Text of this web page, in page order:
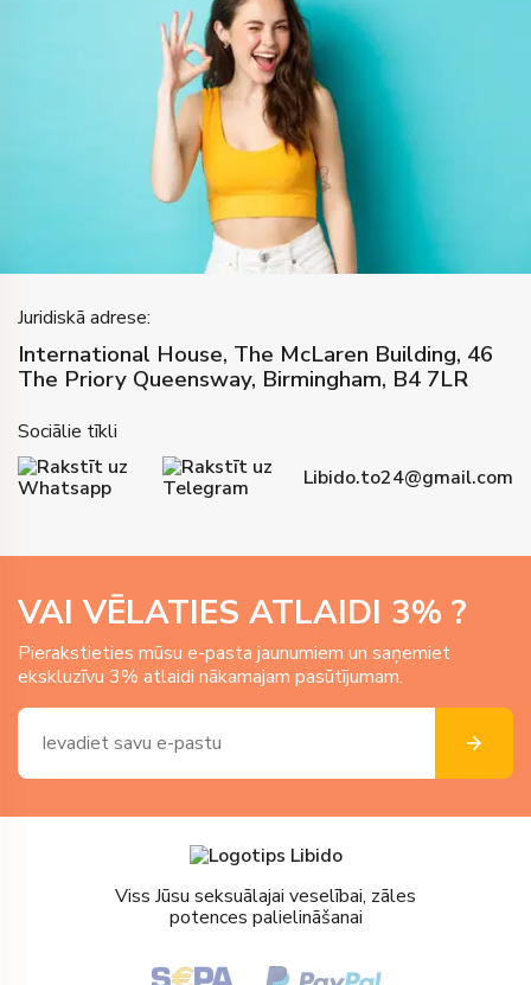
Juridiskā adrese:
International House, The McLaren Building, 46
The Priory Queensway, Birmingham, B4 7LR
Sociālie tīkli
Libido.to24@gmail.com
VAI VĒLATIES ATLAIDI 3% ?
Pierakstieties mūsu e-pasta jaunumiem un saņemiet
ekskluzīvu 3% atlaidi nākamajam pasūtījumam.
Viss Jūsu seksuālajai veselībai, zāles
potences palielināšanai